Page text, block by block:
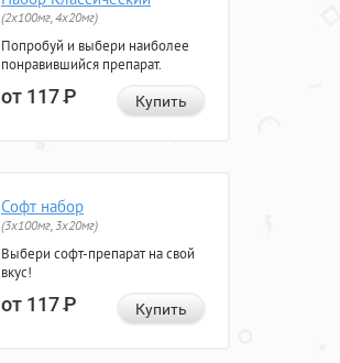
(2x100мг, 4x20мг)
Попробуй и выбери наиболее
понравившийся препарат.
от 117Р Купить
Софт набор
(3x100мг, 3x20мг)
Выбери софт-препарат на свой
вкус!
от 117Р Купить